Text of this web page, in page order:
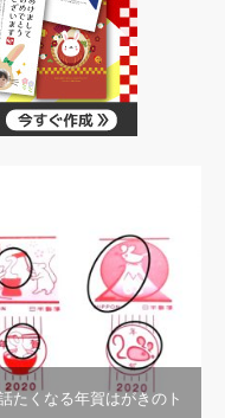
たくなる年賀はがきのト